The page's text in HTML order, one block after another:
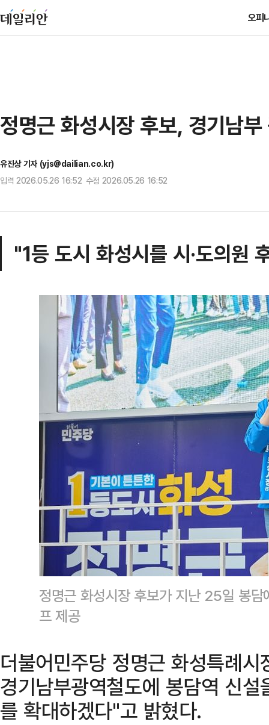
오피
정명근 화성시장 후보, 경기남
유진상 기자 (yjs@dailian.co.kr)
입력 2026.05.26 16:52 수정 2026.05.26 16:52
"1등 도시 화성시를 시·도의원
정명근 화성시장 후보가 지난 25일 봉
프 제공
더불어민주당 정명근 화성특례
경기남부광역철도에 봉담역 신
를 확대하겠다"고 밝혔다.